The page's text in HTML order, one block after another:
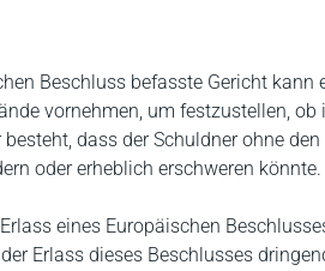
Beschluss befasste Gericht kann
vornehmen, um festzustellen,
dass der Schuldner ohne
oder erheblich erschweren könnte.
eines Europäischen
Erlass dieses Beschlusses